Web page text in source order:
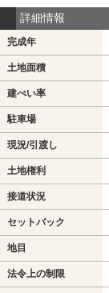
詳細情報
完成年
土地面積
建ぺい率
駐車場
現況/引渡し
土地権利
接道状況
セットバック
地目
法令上の制限